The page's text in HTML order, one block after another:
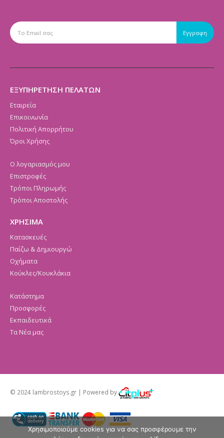
ΕΞΥΠΗΡΕΤΗΣΗ ΠΕΛΑΤΩΝ
Εταιρεία
Επικοινωνία
Πολιτική Απορρήτου
Όροι Χρήσης
Ο λογαριασμός μου
Επιστροφές
Τρόποι Πληρωμής
Τρόποι Αποστολής
ΧΡΗΣΙΜΑ
Κατασκευές
Παίζω & Δημιουργώ
Οχήματα
Κούκλες/Κουκλάκια
Κατάστημα
Προσφορές
Εκπαιδευτικά
Τα Νέα μας
© 2024 lambrostoys.gr | Powered by
Χρησιμοποιούμε cookies για να σας προσφέρουμε την